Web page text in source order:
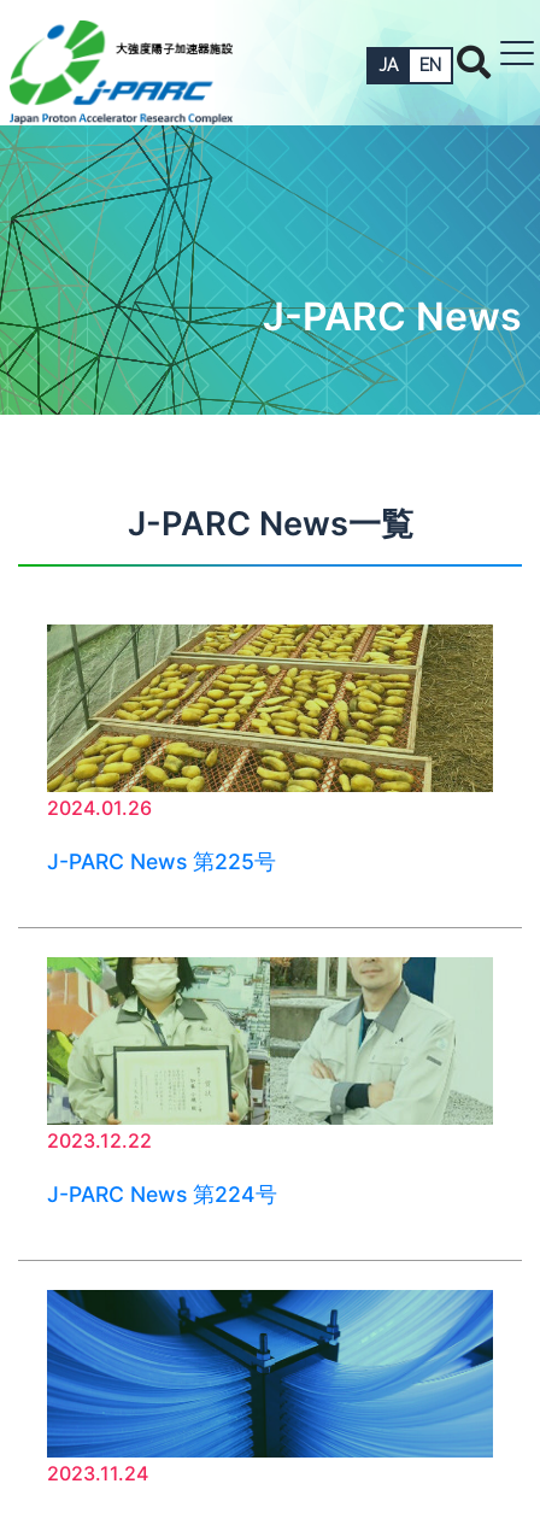
JA EN
J-PARC News
J-PARC News一覧
2024.01.26
J-PARC News 第225号
2023.12.22
J-PARC News 第224号
2023.11.24